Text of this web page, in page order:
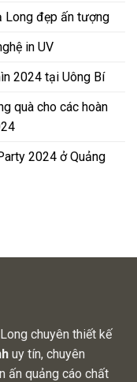
Long đẹp ấn tượng
in UV
2024 tại Uông Bí
quà cho các hoàn
2024 ở Quảng
chuyên thiết kế
uy tín, chuyên
ấn quảng cáo chất